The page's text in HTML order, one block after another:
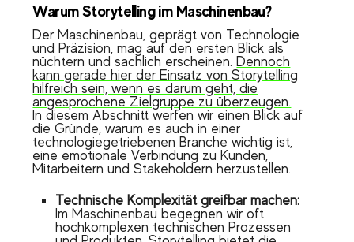
Warum Storytelling im Maschinenbau?
Der Maschinenbau, geprägt von Technologie
und Präzision, mag auf den ersten Blick als
nüchtern und sachlich erscheinen.Dennoch
kann gerade hier der Einsatz von Storytelling
hilfreich sein, wenn es darum geht, die
angesprochene Zielgruppe zu überzeugen.
In diesem Abschnitt werfen wir einen Blick auf
die Gründe, warum es auch in einer
technologiegetriebenen Branche wichtig ist,
eine emotionale Verbindung zu Kunden,
Mitarbeitern und Stakeholdern herzustellen.
Technische Komplexität greifbar machen:
Im Maschinenbau begegnen wir oft
hochkomplexen technischen Prozessen